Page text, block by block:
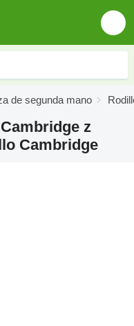
de segunda mano
z
Cambridge